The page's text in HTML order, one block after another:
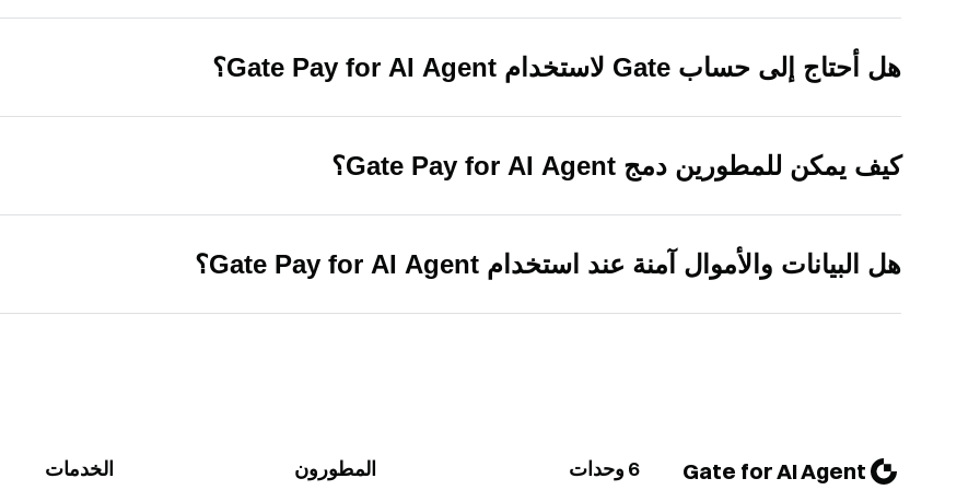
هل أحتاج إلى حساب Gate لاستخدام Gate Pay for AI Agent؟
كيف يمكن للمطورين دمج Gate Pay for AI Agent؟
هل البيانات والأموال آمنة عند استخدام Gate Pay for AI Agent؟
Gate for AI Agent 6 وحدات المطورون الخدمات